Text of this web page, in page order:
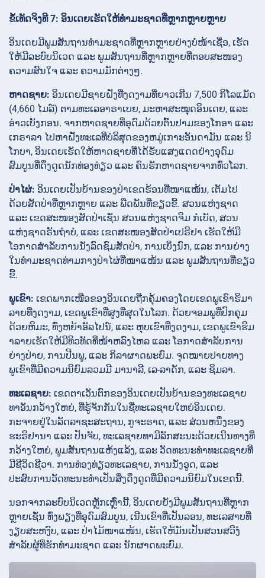
ຂໍ້ເທັດຈິງທີ 7: ອິນເດຍເຮັດໃຫ້ທໍາມະຊາດທີ່ຫຼາກຫຼາຍຫຼາຍ
ອິນເດຍມີພູມສັນຖານທໍາມະຊາດທີ່ຫຼາກຫຼາຍຢ່າງບໍ່ໜ້າເຊື່ອ, ເຮັດ
ໃຫ້ມີລະບົບນິເວດ ແລະ ພູມສັນຖານທີ່ຫຼາກຫຼາຍທີ່ຕອບສະໜອງ
ຄວາມສົນໃຈ ແລະ ຄວາມມັກຕ່າງໆ.
ຫາດຊາຍ: ອິນເດຍມີຊາຍຝັ່ງທີ່ງດງາມທີ່ຍາວເກີນ 7,500 ກິໂລແມັດ
(4,660 ໄມລ໌) ຕາມທະເລອາຣາເບຍ, ມະຫາສະໝຸດອິນເດຍ, ແລະ
ອ່າວເບັງກອນ. ຈາກຫາດຊາຍທີ່ອຸດົມດ້ວຍຕົ້ນປາມຂອງໂກອາ ແລະ
ເກຣາລາ ໄປຫາຝັ່ງທະເລທີ່ບໍລິສຸດຂອງຫມູ່ເກາະອັນດາມັນ ແລະ ນິ
ໂກບາ, ອິນເດຍເຮັດໃຫ້ຫາດຊາຍທີ່ໄດ້ຮັບແສງແດດຢ່າງອຸດົມ
ສົມບູນທີ່ດຶງດູດນັກທ່ອງທ່ຽວ ແລະ ຄົນຮັກຫາດຊາຍຈາກທົ່ວໂລກ.
ປ່າໄຜ່: ອິນເດຍເປັນບ້ານຂອງປ່າເຂດຮ້ອນທີ່ໜາແໜ້ນ, ເຕັມໄປ
ດ້ວຍສັດປ່າທີ່ຫຼາກຫຼາຍ ແລະ ພືດພັນທີ່ຂຽວຂີ້. ສວນແຫ່ງຊາດ
ແລະ ເຂດສະໜອງສັດປ່າເຊັ່ນ ສວນແຫ່ງຊາດຈິມ ກໍເບັດ, ສວນ
ແຫ່ງຊາດຣັນຖໍາບໍ, ແລະ ເຂດສະໜອງສັດປ່າເປຣີຢາ ເຮັດໃຫ້ມີ
ໂອກາດສຳລັບການນັ່ງລົດຊົມສັດປ່າ, ການເບິ່ງນົກ, ແລະ ການຍ່າງ
ໃນທໍາມະຊາດທ່າມກາງປ່າໄຜ່ທີ່ໜາແໜ້ນ ແລະ ພູມສັນຖານທີ່ຂຽວ
ຂີ້.
ພູເຂົາ: ເຂດພາກເໜືອຂອງອິນເດຍຖືກຄຸ້ມຄອງໂດຍເຂດພູເຂົາຮິມາ
ລາຍທີ່ງດງາມ, ເຂດພູເຂົາທີ່ສູງທີ່ສຸດໃນໂລກ. ດ້ວຍຈອມພູທີ່ປົກຄຸມ
ດ້ວຍຫິມະ, ທົ່ງຫຍ້າອັລໄປນ໌, ແລະ ຫຸບເຂົາທີ່ງດງາມ, ເຂດພູເຂົາຮິມ
າລາຍເຮັດໃຫ້ມີທິວທັດທີ່ໜ້າຫລົງໄຫລ ແລະ ໂອກາດສຳລັບການ
ຍ່າງປ່າຍ, ການປີນພູ, ແລະ ກິລາຜາດພະຍົມ. ຈຸດໝາຍປາຍທາງ
ພູເຂົາທີ່ມີຄວາມນິຍົມລວມມີ ມານາລີ, ເລ-ລາດັກ, ແລະ ຊິມລາ.
ທະເລຊາຍ: ເຂດຕາເວັນຕົກຂອງອິນເດຍເປັນບ້ານຂອງທະເລຊາຍ
ທາອັນກວ້າງໃຫຍ່, ທີ່ຮູ້ຈັກກັນໃນຊື່ທະເລຊາຍໃຫຍ່ອິນເດຍ.
ກະຈາຍຢູ່ໃນລັດລາຊະສະຖານ, ກູຈະຣາດ, ແລະ ສ່ວນຫນຶ່ງຂອງ
ຮະຣິຢານາ ແລະ ປັນຈັບ, ທະເລຊາຍທາມີລັກສະນະດ້ວຍເນີນທາງທີ່
ກວ້າງໃຫຍ່, ພູມສັນຖານແຫ້ງແລ້ງ, ແລະ ວັດທະນະທຳທະເລຊາຍທີ່
ມີຊີວິດຊີວາ. ການທ່ອງທ່ຽວທະເລຊາຍ, ການນັ່ງອູດ, ແລະ
ປະສົບການວັດທະນະທຳເປັນສິ່ງດຶງດູດທີ່ມີຄວາມນິຍົມໃນເຂດນີ້.
ນອກຈາກລະບົບນິເວດຫຼັກເຫຼົ່ານີ້, ອິນເດຍຍັງມີພູມສັນຖານທີ່ຫຼາກ
ຫຼາຍເຊັ່ນ ທົ່ງພຽງທີ່ອຸດົມສົມບູນ, ເນີນເຂົາທີ່ເປັນລອນ, ທະເລສາບທີ່
ງຽບສະຫງົບ, ແລະ ປ່າໄມ້ໜາແໜ້ນ, ເຮັດໃຫ້ມັນເປັນສວນສວີງໍ
ສຳລັບຜູ້ທີ່ຮັກທໍາມະຊາດ ແລະ ນັກຜາດພະຍົມ.